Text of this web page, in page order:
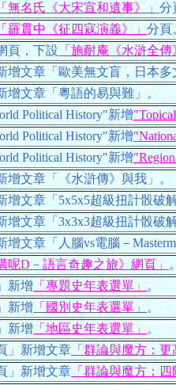
無名氏《大宋宣和遺事》」分
羅貫中《征四寇演義》」分頁
頁，下設「施耐庵《水滸全傳
增文章「歐美無文盲，日本多
增文章「粵語的易與難」。
Political History"新增
Political History"新增
Political History"新增
增文章「《水滸傳》與我」。
增文章「5x5x5超級扭計骰破
增文章「3x3x3超級扭計骰破
增文章「人腦vs電腦－
呢D－語言奇趣之旅》網頁」
新增「專題史年表選單」。
新增「國別史年表選單」。
新增「地區史年表選單」。
」新增文章「群論與魔方：
」新增文章「群論與魔方：